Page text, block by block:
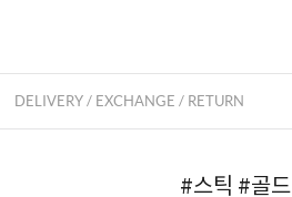
DELIVERY / EXCHANGE / RETURN
#스틱 #골드